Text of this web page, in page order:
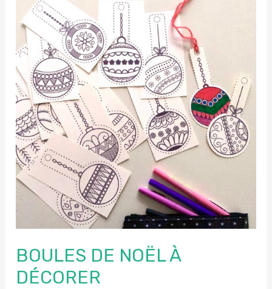
BOULES DE NOËL À
DÉCORER